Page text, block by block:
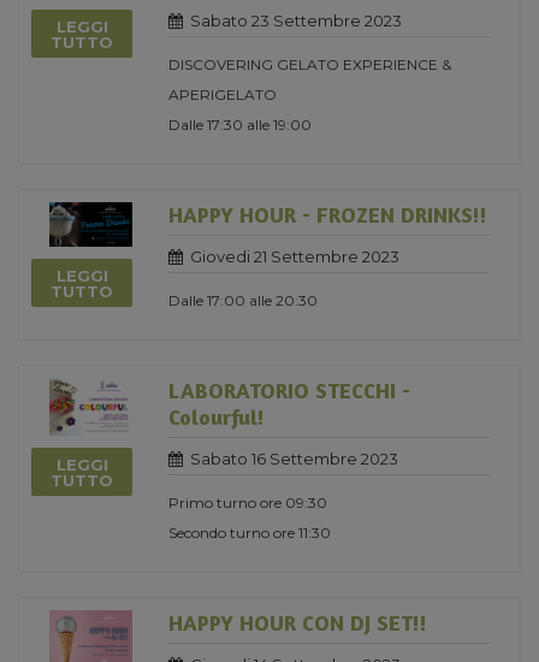
LEGGI
TUTTO
Sabato 23 Settembre 2023
DISCOVERING GELATO EXPERIENCE &
APERIGELATO
Dalle 17:30 alle 19:00
LEGGI
TUTTO
HAPPY HOUR - FROZEN DRINKS!!
Giovedi 21 Settembre 2023
Dalle 17:00 alle 20:30
LEGGI
TUTTO
LABORATORIO STECCHI -
Colourful!
Sabato 16 Settembre 2023
Primo turno ore 09:30
Secondo turno ore 11:30
HAPPY HOUR CON DJ SET!!